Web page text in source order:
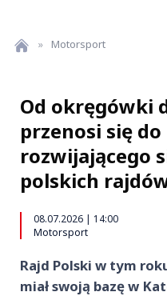
» Motorsport
Od okręgówki
przenosi się
rozwijającego
polskich
08.07.2026 | 14:00
Motorsport
Rajd Polski w tym
miał swoją bazę w